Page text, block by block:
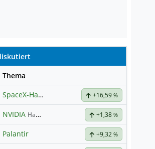
Thema
SpaceX-Haupt-Hauptforum +16,59%
NVIDIA Hauptdiskussion +1,38%
Palantir +9,32%